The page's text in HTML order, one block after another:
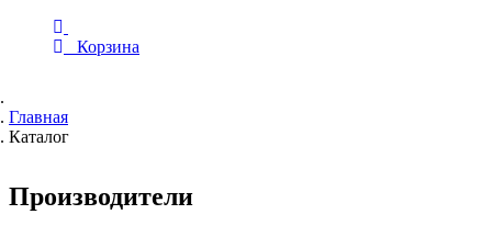
Корзина
Главная
Каталог
Производители